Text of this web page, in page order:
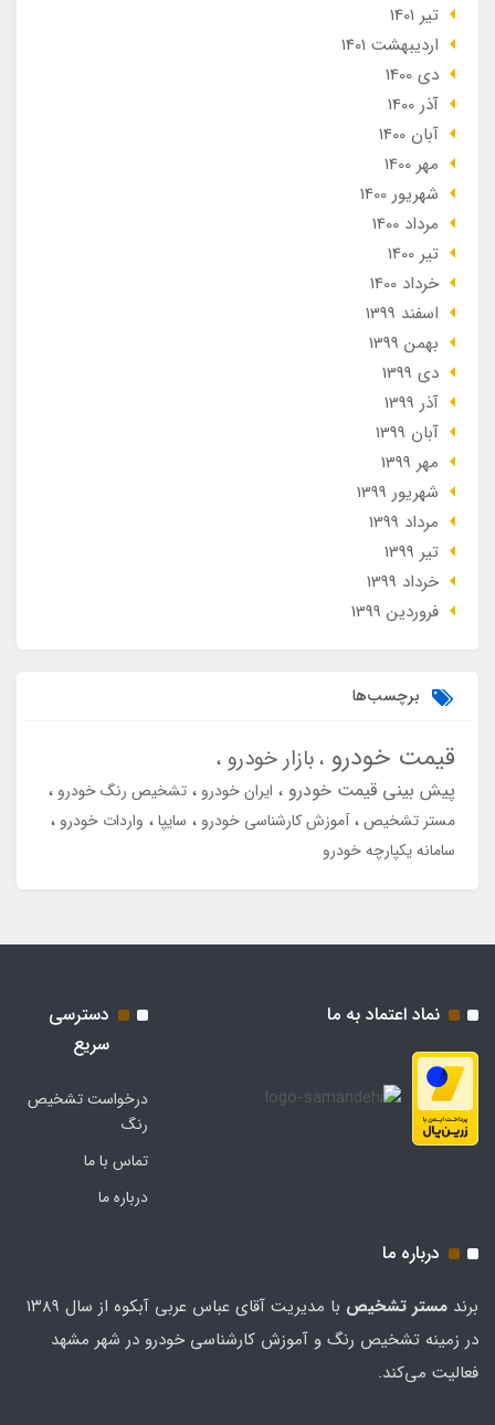
تير 1401
ارديبهشت 1401
دی 1400
آذر 1400
آبان 1400
مهر 1400
شهریور 1400
مرداد 1400
تير 1400
خرداد 1400
اسفند 1399
بهمن 1399
دی 1399
آذر 1399
آبان 1399
مهر 1399
شهریور 1399
مرداد 1399
تير 1399
خرداد 1399
فروردین 1399
برچسب‌ها
قیمت خودرو بازار خودرو
پیش بینی قیمت خودرو ایران خودرو
تشخیص رنگ خودرو
مستر تشخیص آموزش کارشناسی خودرو سایپا
واردات خودرو
سامانه یکپارچه خودرو
نماد اعتماد به ما
دسترسی
سریع
درخواست تشخیص
رنگ
تماس با ما
درباره ما
درباره ما
برند مستر تشخيص
با مدیریت آقای عباس عربی آبکوه از سال ۱۳۸۹
در زمینه تشخیص رنگ و آموزش کارشناسی خودرو در شهر مشهد
فعالیت می‌کند.